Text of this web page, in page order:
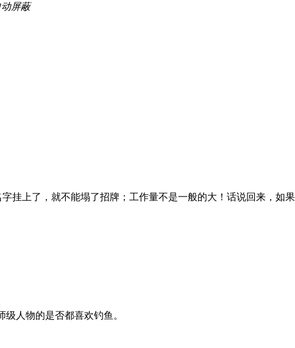
屏蔽
挂上了，就不能塌了招牌；工作量不是一般的大！话说回来，如
级人物的是否都喜欢钓鱼。